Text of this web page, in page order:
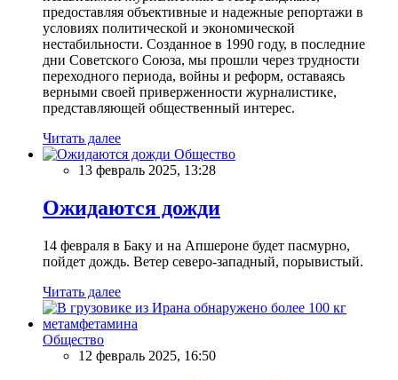
предоставляя объективные и надежные репортажи в
условиях политической и экономической
нестабильности. Созданное в 1990 году, в последние
дни Советского Союза, мы прошли через трудности
переходного периода, войны и реформ, оставаясь
верными своей приверженности журналистике,
представляющей общественный интерес.
Читать далее
Общество
13 февраль 2025, 13:28
Ожидаются дожди
14 февраля в Баку и на Апшероне будет пасмурно,
пойдет дождь. Ветер северо-западный, порывистый.
Читать далее
Общество
12 февраль 2025, 16:50